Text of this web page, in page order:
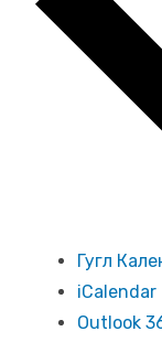
Гугл
iCalendar
Outlook